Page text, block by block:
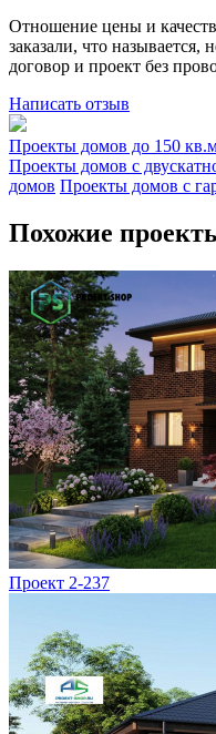
Отношение цены и
заказали, что называется,
договор и проект без
Написать отзыв
Проекты домов до 150
Проекты домов с
домов Проекты домов с
Похожие
Проект 2-237